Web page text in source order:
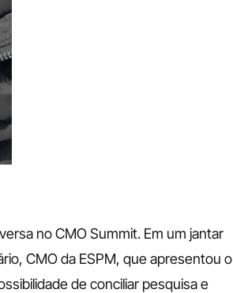
no CMO Summit. Em um jantar
CMO da ESPM, que apresentou o
de conciliar pesquisa e